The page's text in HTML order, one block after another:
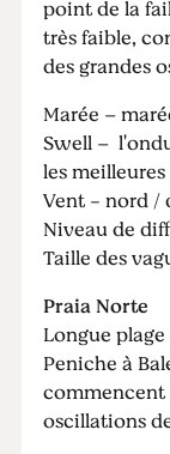
point de la
très faible,
des grandes
Marée –
Swell –
les meilleures
Vent - nord /
Niveau de
Taille des
Praia Norte
Longue
Peniche à
commencent
oscillations